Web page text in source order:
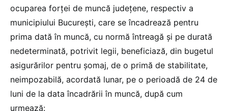
ocuparea forţei de muncă judeţene, respectiv a
municipiului Bucureşti, care se încadrează pentru
prima dată în muncă, cu normă întreagă și pe durată
nedeterminată, potrivit legii, beneficiază, din bugetul
asigurărilor pentru şomaj, de o primă de stabilitate,
neimpozabilă, acordată lunar, pe o perioadă de 24 de
luni de la data încadrării în muncă, după cum
urmează: